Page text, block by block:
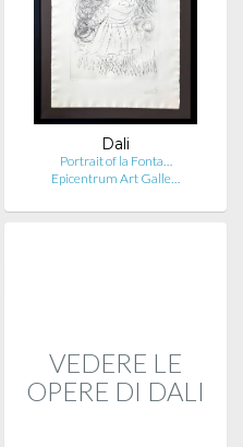
Dali
Portrait of la Fonta…
Epicentrum Art Galle…
VEDERE LE
OPERE DI DALI